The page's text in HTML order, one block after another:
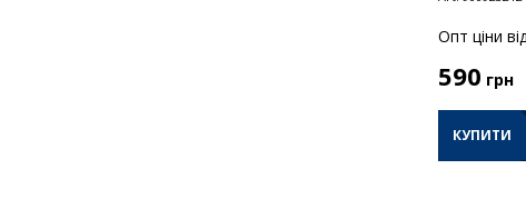
Опт цiни
590 грн
КУПИТИ